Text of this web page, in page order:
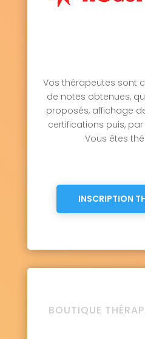
Vos thérapeutes sont
de notes obtenues,
proposés, affichage
certifications puis,
Vous êtes
INSCRIPTION
BOUTIQUE